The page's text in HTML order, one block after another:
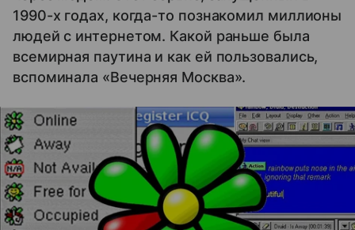
1990-х годах, когда-то познакомил миллионы
людей с интернетом. Какой раньше была
всемирная паутина и как ей пользовались,
вспоминала «Вечерняя Москва».